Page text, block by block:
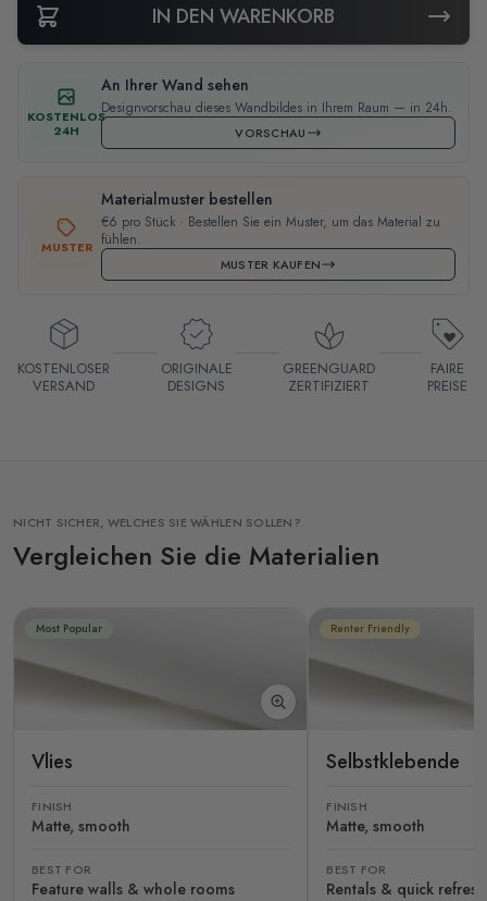
IN DEN WARENKORB
KOSTENLOS
24H
An Ihrer Wand sehen
Designvorschau dieses Wandbildes in Ihrem Raum — in 24h.
VORSCHAU
MUSTER
Materialmuster bestellen
€6 pro Stück · Bestellen Sie ein Muster, um das Material zu
fühlen.
MUSTER KAUFEN
KOSTENLOSER
VERSAND
ORIGINALE
DESIGNS
GREENGUARD
ZERTIFIZIERT
FAIRE
PREISE
NICHT SICHER, WELCHES SIE WÄHLEN SOLLEN?
Vergleichen Sie die Materialien
Most Popular
Vlies
FINISH
Matte, smooth
BEST FOR
Feature walls & whole rooms
Renter Friendly
Selbstklebende
FINISH
Matte, smooth
BEST FOR
Rentals & quick